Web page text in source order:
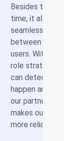
Besides
time, it also
seamlessly
between
users. With
role strategy
can detect
happen and
our partners to
makes our
more reliable